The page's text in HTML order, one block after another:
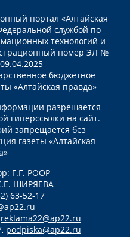
портал «Алтайская
службой по
технологий и
номер ЭЛ №
бюджетное
«Алтайская правда»
разрешается
гиперссылки на сайт.
запрещается без
газеты «Алтайская
Г.Г. РООР
ШИРЯЕВА
63-52-17
reklama22@ap22.ru
podpiska@ap22.ru